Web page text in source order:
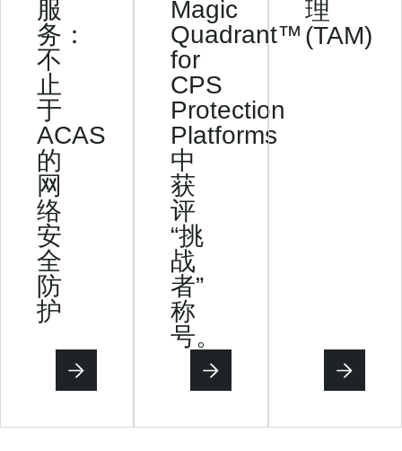
服
务：
不
止
于
ACAS
的
网
络
安
全
防
护
Magic
Quadrant™
for
CPS
Protection
Platforms
中
获
评
“挑
战
者”
称
号。
理
(TAM)